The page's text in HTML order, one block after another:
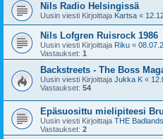
Nils Radio Helsingissä
Uusin viesti Kirjoittaja Kartsa «
Nils Lofgren Ruisrock 1986
Uusin viesti Kirjoittaja Riku «
Vastaukset: 1
Backstreets - The Boss
Uusin viesti Kirjoittaja Jukka K «
Vastaukset: 54
Epäsuosittu mielipiteesi
Uusin viesti Kirjoittaja THE
Vastaukset: 2